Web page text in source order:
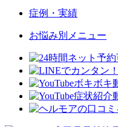
症例・実績
お悩み別メニュー